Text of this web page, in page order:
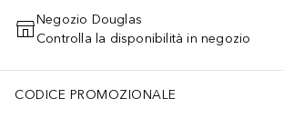
AGGIUNGI AL CARRELLO
Negozio Douglas
Controlla la disponibilità in negozio
CODICE PROMOZIONALE